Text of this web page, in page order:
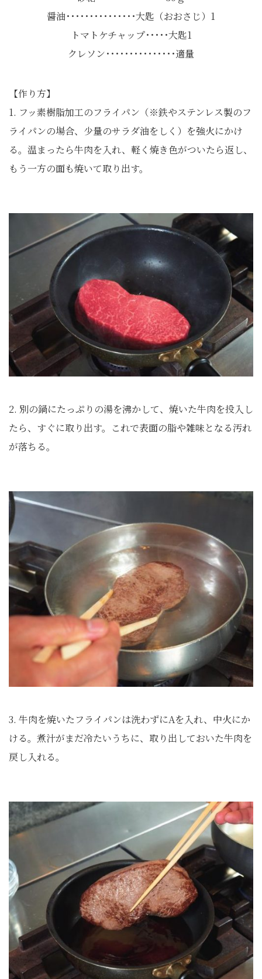
醤油･･･････････････大匙（おおさじ）1
トマトケチャップ･････大匙1
クレソン･･･････････････適量
【作り方】
1. フッ素樹脂加工のフライパン（※鉄やステンレス製のフ
ライパンの場合、少量のサラダ油をしく）を強火にかけ
る。温まったら牛肉を入れ、軽く焼き色がついたら返し、
もう一方の面も焼いて取り出す。
2. 別の鍋にたっぷりの湯を沸かして、焼いた牛肉を投入し
たら、すぐに取り出す。これで表面の脂や雑味となる汚れ
が落ちる。
3. 牛肉を焼いたフライパンは洗わずにAを入れ、中火にか
ける。煮汁がまだ冷たいうちに、取り出しておいた牛肉を
戻し入れる。